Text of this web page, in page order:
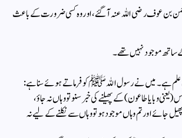
بن عوف رضی اللہ عنہ آ گئے، اور وہ کسی ضرورت کے باعث
موجود نہیں تھے۔
ہے۔ میں نے رسول اللہ ﷺ کو فرماتے ہوئے سنا ہے:
وبا یا طاعون) کے پھیلنے کی خبر سنو تو وہاں نہ جاؤ،
جائے اور تم وہاں موجود ہو تو وہاں سے نکلنے کے لیے نہ